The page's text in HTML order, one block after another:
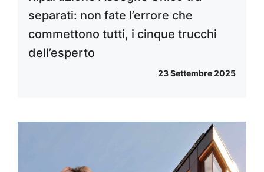
separati: non fate l’errore che
commettono tutti, i cinque trucchi
dell’esperto
23 Settembre 2025